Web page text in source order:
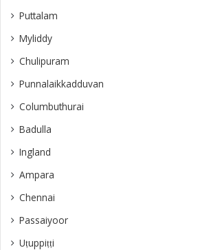
Puttalam
Myliddy
Chulipuram
Punnalaikkadduvan
Columbuthurai
Badulla
Ingland
Ampara
Chennai
Passaiyoor
Uṭuppiṭṭi